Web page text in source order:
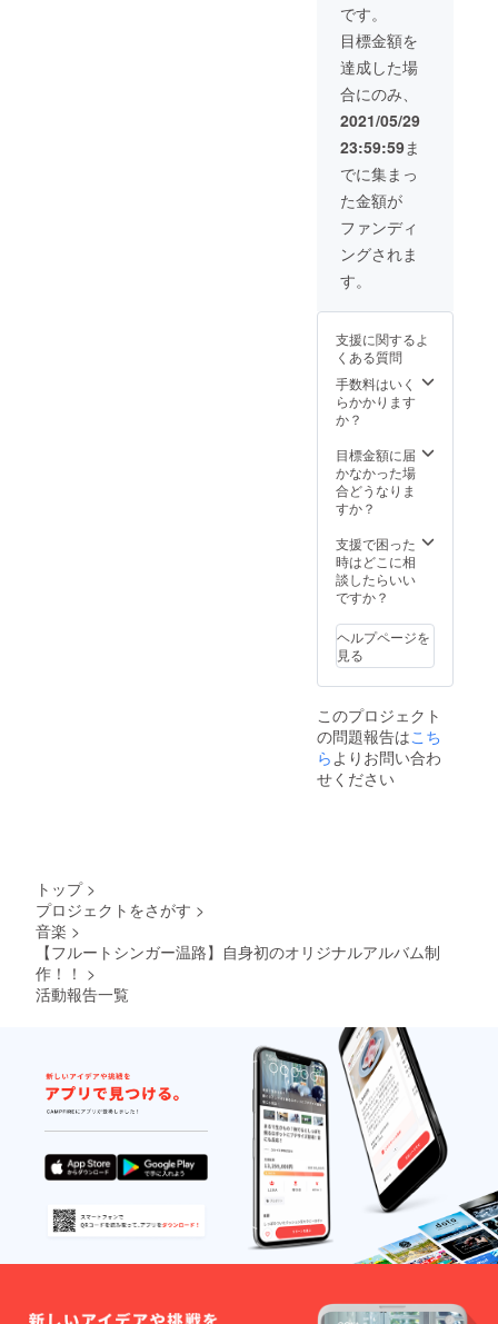
リース
イベン
トにご
招待(配
信もあ
ります)
※日
程:2021
年12月
半ば頃
※場所:
博多
DANCI
の交通
己負担
でお願
いいた
しま
す。
り) ◾︎完
成した
アルバ
ムにお
名前を
クレ
ジット
※備考欄
に載せ
てほし
いお名
前を記
載して
クラウ
ンディ
ングメ
イキン
グ映像
◾︎リリー
ントご
招待(配
信もあ
り) ※日
年12月
半ば頃
※場所:
博多
TY ※現
地まで
の交通
費は自
でお願
いいた
しま
す。 ◾︎
温路と
内のカ
でお互
いが合
う日程
や場所
を決め
ます ※
スタッ
フが1名
同行し
ます
1月始ま
り) ◾︎新
グッズ
『缶
バッ
チ』 ◾︎
クラウ
ドファ
ンディ
ング限
定トー
トバッ
ク(直筆)
ンディ
定Tシャ
ツ ◾︎完
成した
アルバ
ムを最
届け(サ
イン入
り) ◾︎完
成した
ムにお
名前を
クレ
ジット
に載せ
てほし
いお名
前を記
下さ
い！ ◾︎
クラウ
ドファ
ンディ
り) ※日
程:2021
博多
DANCI
TY ※現
地まで
の交通
費は自
己負担
でお願
いいた
しま
す。 ◾︎
福岡市
内のス
タジオ
ツーマ
です。
目標金額を
達成した場
合にのみ、
2021/05/29
23:59:59ま
でに集まっ
た金額が
ファンディ
ングされま
す。
支援に関するよ
くある質問
手数料はいく
らかかります
か？
目標金額に届
かなかった場
合どうなりま
すか？
支援で困った
時はどこに相
談したらいい
ですか？
ヘルプページを
見る
このプロジェクト
の問題報告はこち
ら よりお問い合わ
せください
トップ >
プロジェクトをさがす >
音楽 >
【フルートシンガー温路】自身初のオリジナルアルバム制
作！！ >
活動報告一覧